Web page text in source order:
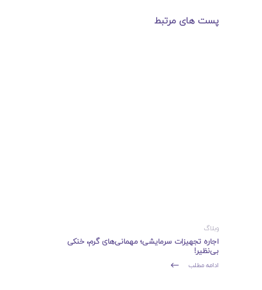
پست های مرتبط
وبلاگ
اجاره تجهیزات سرمایشی؛ مهمانی‌های گرم، خنکی
بی‌نظیر!
ادامه مطلب